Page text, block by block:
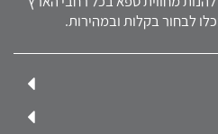
לבחור בקלות ובמהירות.